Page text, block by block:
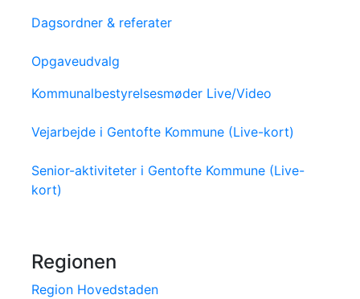
Dagsordner & referater
Opgaveudvalg
Kommunalbestyrelsesmøder Live/Video
Vejarbejde i Gentofte Kommune (Live-kort)
Senior-aktiviteter i Gentofte Kommune (Live-
kort)
Regionen
Region Hovedstaden